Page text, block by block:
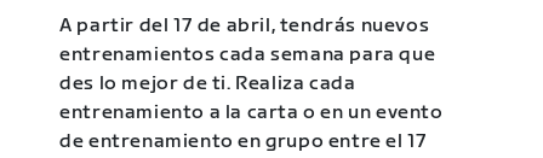
A partir del 17 de abril, tendrás nuevos
entrenamientos cada semana para que
des lo mejor de ti. Realiza cada
entrenamiento a la carta o en un evento
de entrenamiento en grupo entre el 17